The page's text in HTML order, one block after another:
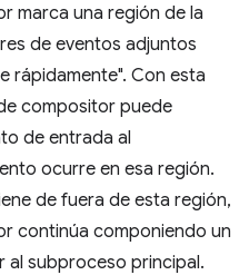
marca una región de la
de eventos adjuntos
rápidamente". Con esta
compositor puede
de entrada al
ocurre en esa región.
de fuera de esta región,
continúa componiendo un
al subproceso principal.